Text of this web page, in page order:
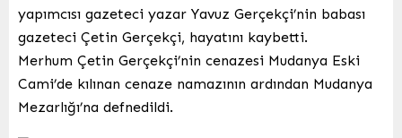
yapımcısı gazeteci yazar Yavuz Gerçekçi’nin babası
gazeteci Çetin Gerçekçi, hayatını kaybetti.
Merhum Çetin Gerçekçi’nin cenazesi Mudanya Eski
Cami’de kılınan cenaze namazının ardından Mudanya
Mezarlığı’na defnedildi.